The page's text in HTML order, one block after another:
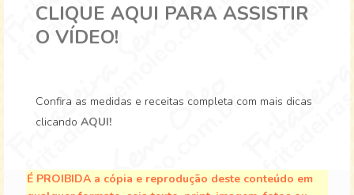
CLIQUE AQUI PARA ASSISTIR
O VÍDEO!
Confira as medidas e receitas completa com mais dicas
clicando AQUI!
É PROIBIDA a cópia e reprodução deste conteúdo em